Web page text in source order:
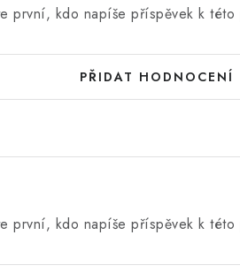
první, kdo napíše příspěvek k této
PŘIDAT HODNOCENÍ
první, kdo napíše příspěvek k této